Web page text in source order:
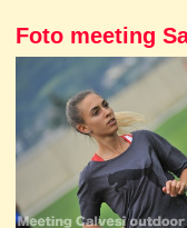
Foto meeting